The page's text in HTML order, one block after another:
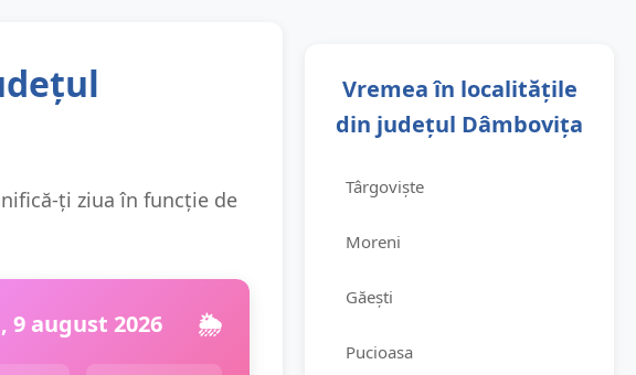
ți ziua în funcție de
9 august 2026 🌦️
Vremea în localitățile
din județul Dâmbovița
Târgoviște
Moreni
Găești
Pucioasa